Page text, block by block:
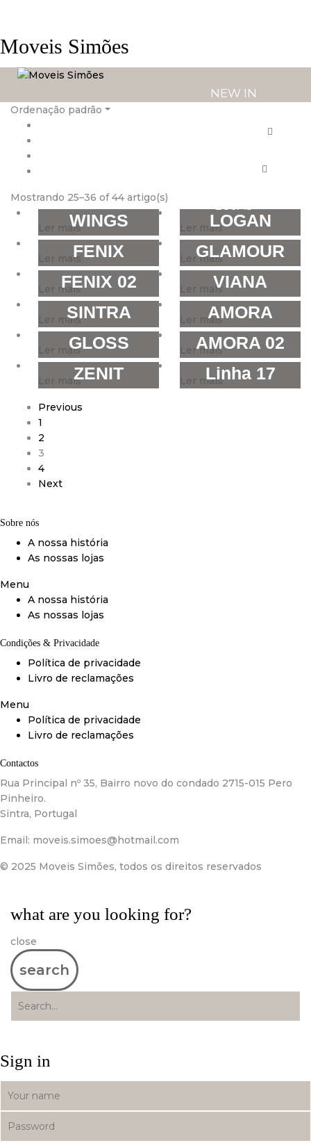
Moveis Simões
NEW IN
LOJAS
Ordenação padrão
Mostrando 25–36 of 44 artigo(s)
Ler maisWINGS Ler maisLOGAN
Ler maisFENIX Ler mais
GLAMOUR
Ler maisFENIX 02 Ler maisVIANA
Ler maisSINTRA Ler maisAMORA
Ler maisGLOSS Ler mais
AMORA 02
Ler maisZENIT Ler maisLinha 17
Previous
1
2
3
4
Next
Sobre nós
A nossa história
As nossas lojas
Menu
A nossa história
As nossas lojas
Condições & Privacidade
Política de privacidade
Livro de reclamações
Menu
Política de privacidade
Livro de reclamações
Contactos
Rua Principal nº 35, Bairro novo do condado 2715-015 Pero
Pinheiro.
Sintra, Portugal
Email: moveis.simoes@hotmail.com
© 2025 Moveis Simões, todos os direitos reservados
what are you looking for?
close
search
Sign in